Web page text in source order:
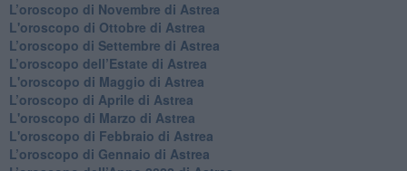
L’oroscopo di Novembre di Astrea
L'oroscopo di Ottobre di Astrea
​L’oroscopo di Settembre di Astrea
​L’oroscopo dell’Estate di Astrea
L'oroscopo di Maggio di Astrea
​L’oroscopo di Aprile di Astrea
L'oroscopo di Marzo di Astrea
L'oroscopo di Febbraio di Astrea
​L’oroscopo di Gennaio di Astrea